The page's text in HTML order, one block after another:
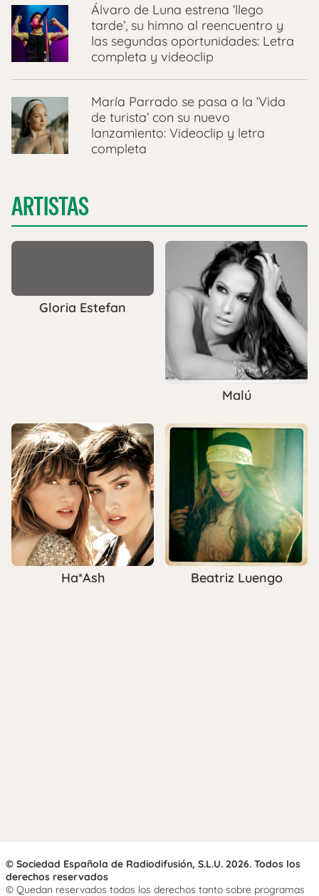
Álvaro de Luna estrena ‘llego
tarde’, su himno al reencuentro y
las segundas oportunidades: Letra
completa y videoclip
María Parrado se pasa a la ‘Vida
de turista’ con su nuevo
lanzamiento: Videoclip y letra
completa
ARTISTAS
Gloria Estefan
Malú
Ha*Ash Beatriz Luengo
© Sociedad Española de Radiodifusión, S.L.U. 2026. Todos los
derechos reservados
© Quedan reservados todos los derechos tanto sobre programas